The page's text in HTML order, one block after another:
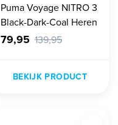
Puma Voyage NITRO 3
Black-Dark-Coal Heren
79,95 139,95
BEKIJK PRODUCT